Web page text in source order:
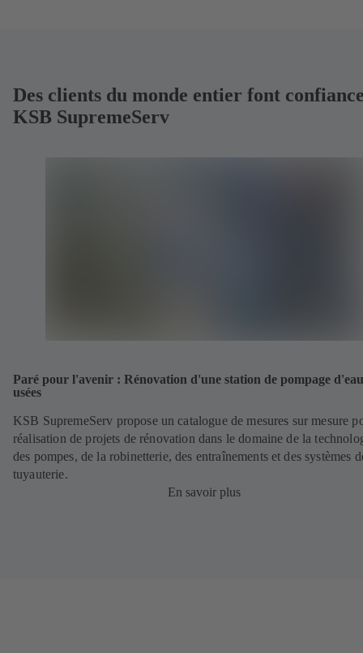
Des clients du monde entier font
KSB SupremeServ
Paré pour l'avenir : Rénovation d'une station de pompage
usées
KSB SupremeServ propose un catalogue de mesures sur mesure
réalisation de projets de rénovation dans le domaine de la
des pompes, de la robinetterie, des entraînements et des systèmes
tuyauterie.
En savoir plus